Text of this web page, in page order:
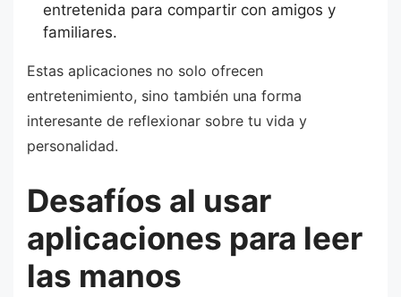
entretenida para compartir con amigos y
familiares.
Estas aplicaciones no solo ofrecen
entretenimiento, sino también una forma
interesante de reflexionar sobre tu vida y
personalidad.
Desafíos al usar
aplicaciones para leer
las manos